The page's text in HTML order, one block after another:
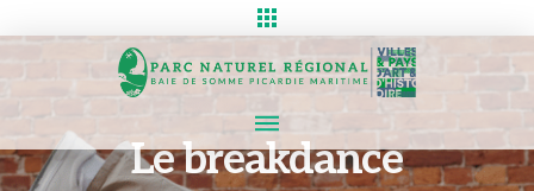
Le breakdance